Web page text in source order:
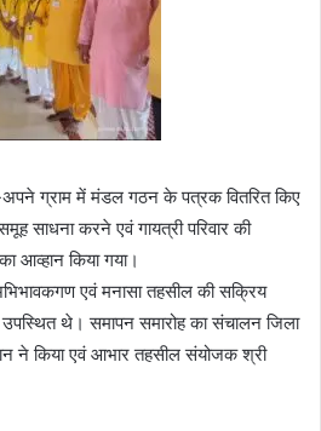
अपने ग्राम में मंडल गठन के पत्रक वितरित किए
साधना करने एवं गायत्री परिवार की
आव्हान किया गया।
एवं मनासा तहसील की सक्रिय
थे। समापन समारोह का संचालन जिला
ने किया एवं आभार तहसील संयोजक श्री